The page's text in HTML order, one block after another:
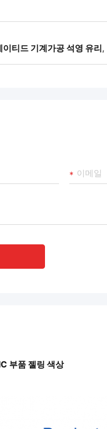
이티드 기계가공 석영 유리,
부품 젤링 색상